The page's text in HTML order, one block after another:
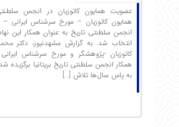
عضویت همایون کاتوزیان در انجمن
همایون کاتوزیان – مورخ سرشناس ایرانی –
انجمن سلطنتی تاریخ به عنوان همکار این
انتخاب شد. به گزارش مشهدنیوز، دکتر
کاتوزیان -پژوهشگر و مورخ سرشناس
همکار انجمن سلطنتی تاریخ بریتانیا
به پاس سال‌ها تلاش […]